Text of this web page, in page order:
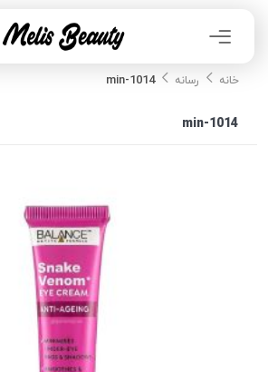
خانه رسانه 1014-min
1014-min